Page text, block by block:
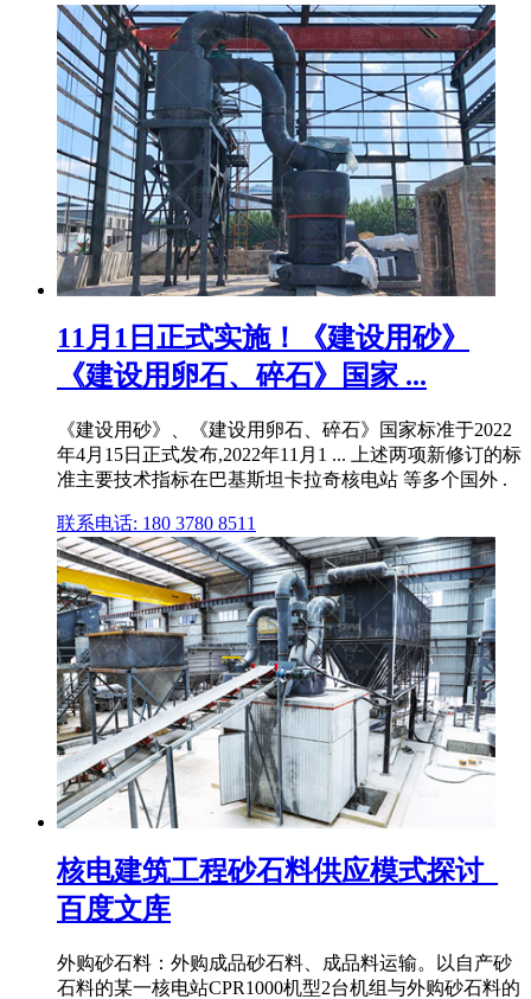
11月1日正式实施！《建设用砂》
《建设用卵石、碎石》国家 ...
《建设用砂》、《建设用卵石、碎石》国家标准于2022
年4月15日正式发布,2022年11月1 ... 上述两项新修订的标
准主要技术指标在巴基斯坦卡拉奇核电站 等多个国外 .
联系电话: 180 3780 8511
核电建筑工程砂石料供应模式探讨_
百度文库
外购砂石料：外购成品砂石料、成品料运输。以自产砂
石料的某一核电站CPR1000机型2台机组与外购砂石料的